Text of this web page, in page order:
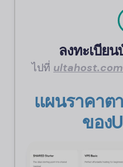
ลงทะเบีย
ไปที่ ultahost.com
แผนราคาต
ของ